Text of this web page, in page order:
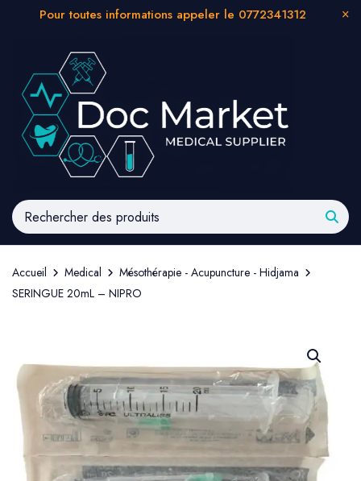
Pour toutes informations appeler le 0772341312
Accueil Medical
Mésothérapie - Acupuncture - Hidjama
SERINGUE 20mL – NIPRO